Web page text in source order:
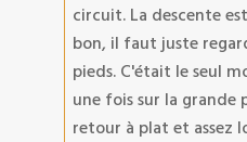
circuit. La descente
bon, il faut juste
pieds. C'était le seul
une fois sur la grande
retour à plat et assez